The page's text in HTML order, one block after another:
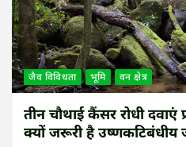
जैव विविधता भूमि वन क्षेत्र
तीन चौथाई कैंसर रोधी
क्यों जरूरी है उष्णकटिबंधीय